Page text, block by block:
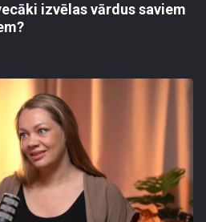
izvēlas vārdus saviem